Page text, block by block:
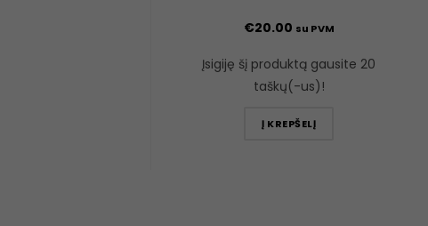
€20.00 su PVM
Įsigiję šį produktą gausite 20
taškų(-us)!
Į KREPŠELĮ